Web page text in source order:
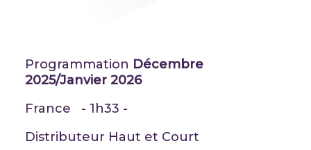
Programmation Décembre
2025/Janvier 2026
France - 1h33 -
Distributeur Haut et Court